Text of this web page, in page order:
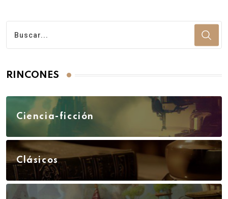
RINCONES
Ciencia-ficción
Clásicos